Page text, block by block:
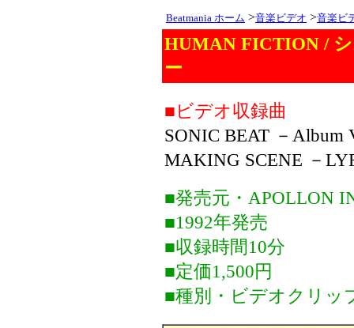
Beatmania ホーム >音楽ビデオ >音楽ビ
HUMAN FICTION /
ー
■ビデオ収録曲
SONIC BEAT －Album
MAKING SCENE －
■発売元・APOLLON
■1992年発売
■収録時間10分
■定価1,500円
■種別・ビデオクリッ